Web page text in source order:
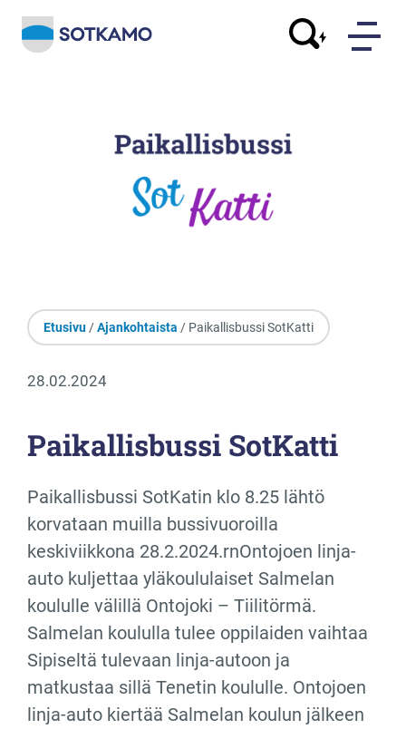
Etusivu /Ajankohtaista / Paikallisbussi SotKatti
28.02.2024
Paikallisbussi SotKatti
Paikallisbussi SotKatin klo 8.25 lähtö
korvataan muilla bussivuoroilla
keskiviikkona 28.2.2024.rnOntojoen linja-
auto kuljettaa yläkoululaiset Salmelan
koululle välillä Ontojoki – Tiilitörmä.
Salmelan koululla tulee oppilaiden vaihtaa
Sipiseltä tulevaan linja-autoon ja
matkustaa sillä Tenetin koululle. Ontojoen
linja-auto kiertää Salmelan koulun jälkeen